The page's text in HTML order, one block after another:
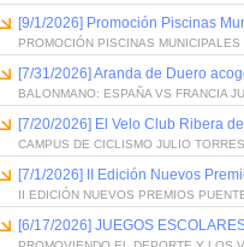
[9/1/2026] Promoción Piscinas
PROMOCIÓN PISCINAS
[7/31/2026] Aranda de Duero
BALONMANO: ESPAÑA VS FRANCIA
[7/20/2026] El Velo Club Ribera
CAMPUS DE CICLISMO JULIO
[7/1/2026] II Edición Nuevos
II EDICIÓN NUEVOS PREMIOS
[6/17/2026] JUEGOS